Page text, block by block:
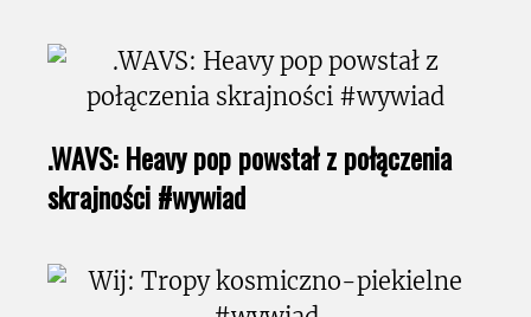
.WAVS: Heavy pop powstał z połączenia
skrajności #wywiad